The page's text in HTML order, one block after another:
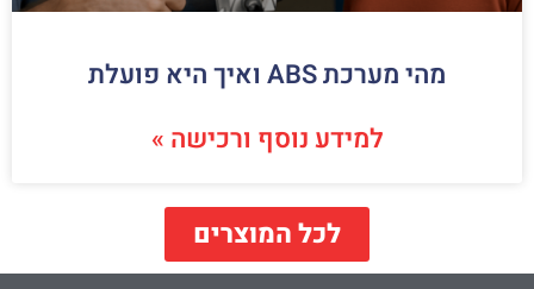
מהי מערכת ABS ואיך היא פועלת
למידע נוסף ורכישה »
לכל המוצרים